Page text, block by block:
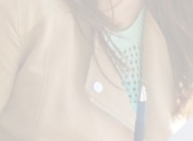
POST BAC ET
ALTERNANCE
VAE